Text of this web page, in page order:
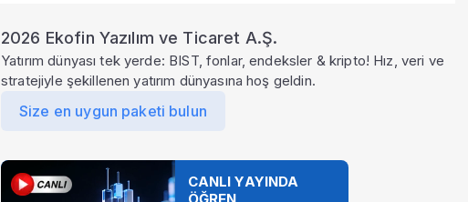
2026 Ekofin Yazılım ve Ticaret A.Ş.
Yatırım dünyası tek yerde: BIST, fonlar, endeksler & kripto! Hız, veri ve
stratejiyle şekillenen yatırım dünyasına hoş geldin.
Size en uygun paketi bulun
CANLI YAYINDA